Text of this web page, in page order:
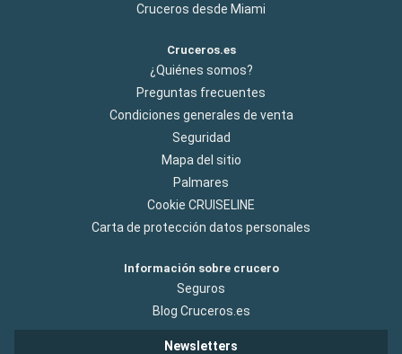
Cruceros desde Miami
Cruceros.es
¿Quiénes somos?
Preguntas frecuentes
Condiciones generales de venta
Seguridad
Mapa del sitio
Palmares
Cookie CRUISELINE
Carta de protección datos personales
Información sobre crucero
Seguros
Blog Cruceros.es
Newsletters